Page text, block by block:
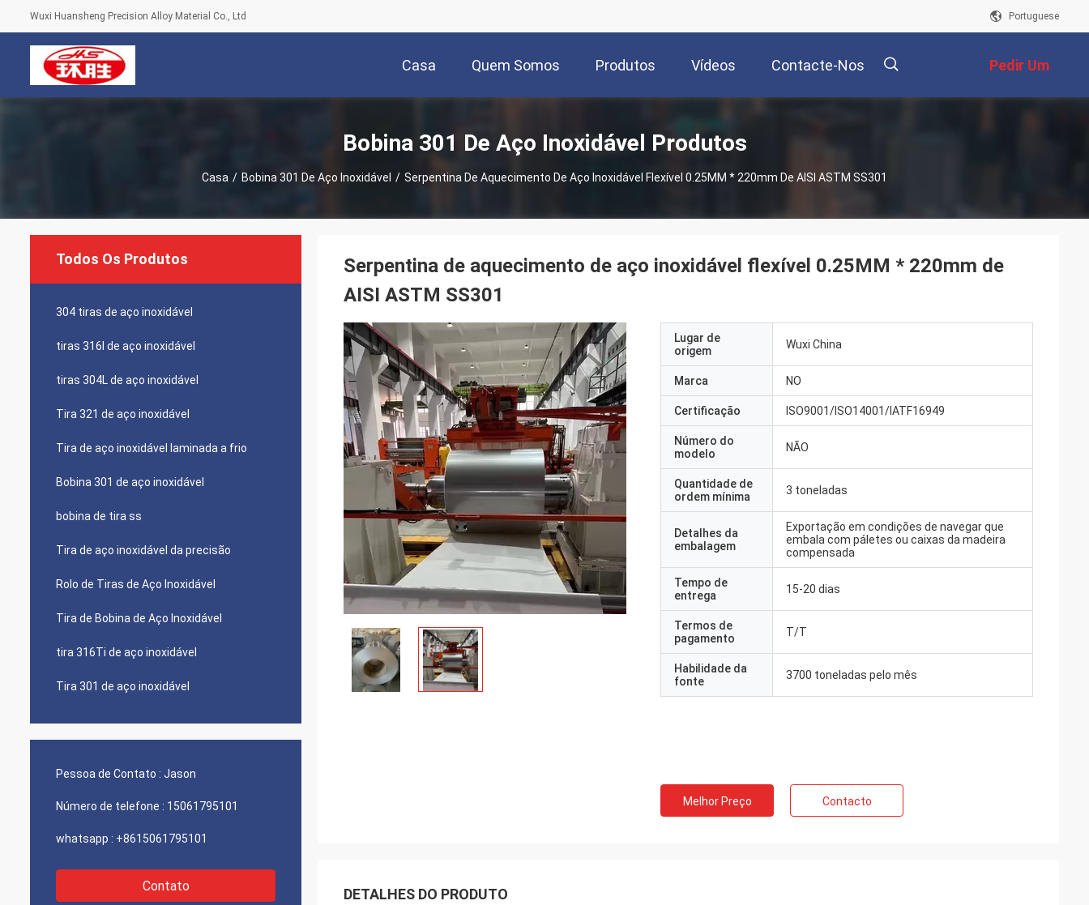
Wuxi Huansheng Precision Alloy Material Co., Ltd Portuguese
Casa Quem Somos Produtos Vídeos Contacte-Nos Pedir Um
Orçamento
Bobina 301 De Aço Inoxidável Produtos
Casa / Bobina 301 De Aço Inoxidável / Serpentina De Aquecimento De Aço Inoxidável Flexível 0.25MM * 220mm De AISI ASTM SS301
Todos Os Produtos
304 tiras de aço inoxidável
tiras 316l de aço inoxidável
tiras 304L de aço inoxidável
Tira 321 de aço inoxidável
Tira de aço inoxidável laminada a frio
Bobina 301 de aço inoxidável
bobina de tira ss
Tira de aço inoxidável da precisão
Rolo de Tiras de Aço Inoxidável
Tira de Bobina de Aço Inoxidável
tira 316Ti de aço inoxidável
Tira 301 de aço inoxidável
Pessoa de Contato : Jason
Número de telefone : 15061795101
whatsapp : +8615061795101
Contato
Serpentina de aquecimento de aço inoxidável flexível 0.25MM * 220mm de
AISI ASTM SS301
Lugar de
origem
Wuxi China
Marca NO
Certificação ISO9001/ISO14001/IATF16949
Número do
modelo
NÃO
Quantidade de
ordem mínima
3 toneladas
Detalhes da
embalagem
Exportação em condições de navegar que
embala com páletes ou caixas da madeira
compensada
Tempo de
entrega
15-20 dias
Termos de
pagamento
T/T
Habilidade da
fonte
3700 toneladas pelo mês
Melhor Preço Contacto
DETALHES DO PRODUTO